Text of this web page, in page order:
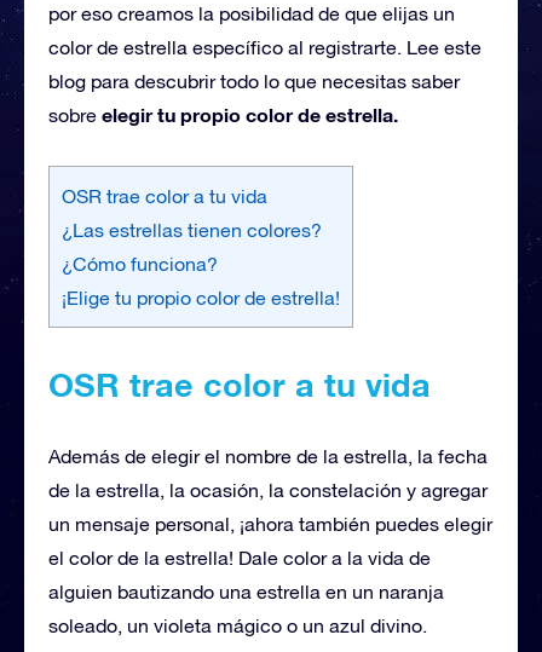
por eso creamos la posibilidad de que elijas un
color de estrella específico al registrarte. Lee este
blog para descubrir todo lo que necesitas saber
sobre elegir tu propio color de estrella.
OSR trae color a tu vida
¿Las estrellas tienen colores?
¿Cómo funciona?
¡Elige tu propio color de estrella!
OSR trae color a tu vida
Además de elegir el nombre de la estrella, la fecha
de la estrella, la ocasión, la constelación y agregar
un mensaje personal, ¡ahora también puedes elegir
el color de la estrella! Dale color a la vida de
alguien bautizando una estrella en un naranja
soleado, un violeta mágico o un azul divino.